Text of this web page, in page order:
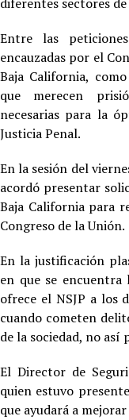
Entre las
encauzadas por el
Baja California,
que merecen
necesarias para la
Justicia Penal.
En la sesión del
acordó presentar
Baja California para
Congreso de la Unión.
En la justificación
en que se encuentra
ofrece el NSJP a los
cuando cometen
de la sociedad, no así
El Director de
quien estuvo
que ayudará a